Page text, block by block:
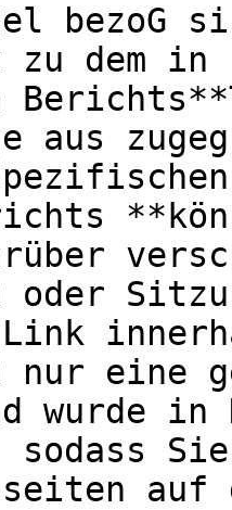
bezoG
zu dem
aus
oder
nur
wurde
sodass
auf